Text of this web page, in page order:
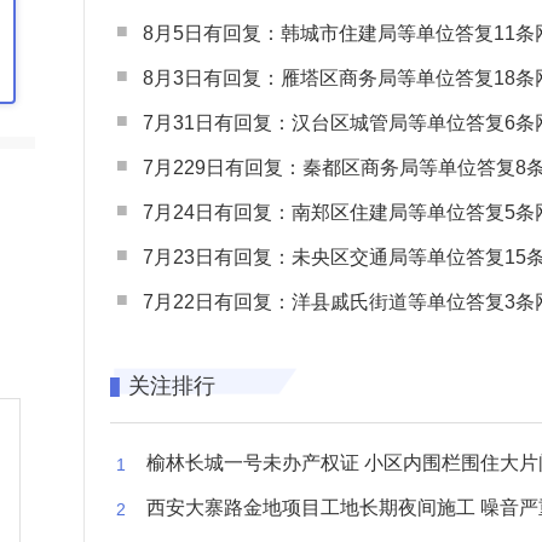
8月5日有回复：韩城市住建局等单位答复11条网民
8月3日有回复：雁塔区商务局等单位答复18条网民
7月31日有回复：汉台区城管局等单位答复6条网民
7月229日有回复：秦都区商务局等单位答复8条网民
7月24日有回复：南郑区住建局等单位答复5条网民
7月23日有回复：未央区交通局等单位答复15条网民
7月22日有回复：洋县戚氏街道等单位答复3条网民
关注排行
榆林长城一号未办产权证 小区内围栏围住大片闲置
西安大寨路金地项目工地长期夜间施工 噪音严重